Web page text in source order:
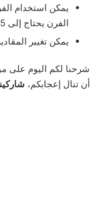
يمكن استخدام
الفرن يحتاج إلى 15-20 دقيقة.
يمكن تغيير
شرحنا لكم اليوم على
أن تنال إعجابكم،